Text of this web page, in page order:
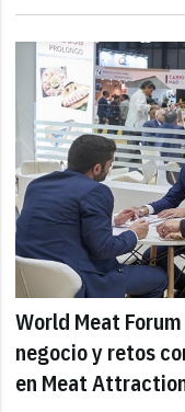
World Meat
negocio y retos
en Meat